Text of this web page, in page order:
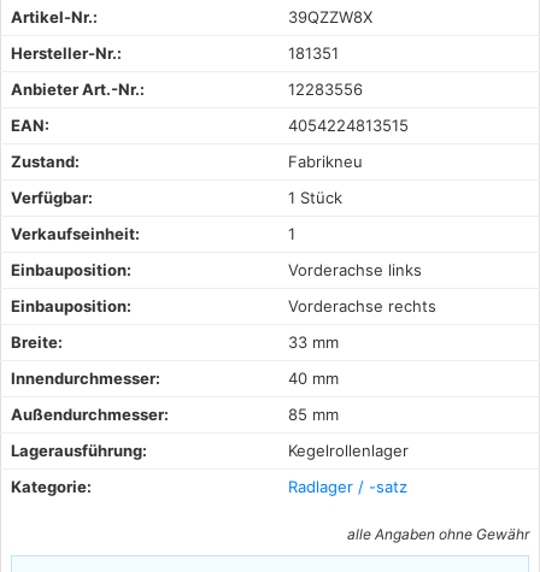
Artikel-Nr.:
39QZZW8X
Hersteller-Nr.:
181351
Anbieter Art.-Nr.:
12283556
EAN:
4054224813515
Zustand:
Fabrikneu
Verfügbar:
1 Stück
Verkaufseinheit:
1
Einbauposition:
Vorderachse links
Einbauposition:
Vorderachse rechts
Breite:
33 mm
Innendurchmesser:
40 mm
Außendurchmesser:
85 mm
Lagerausführung:
Kegelrollenlager
Kategorie:
Radlager / -satz
alle Angaben ohne Gewähr